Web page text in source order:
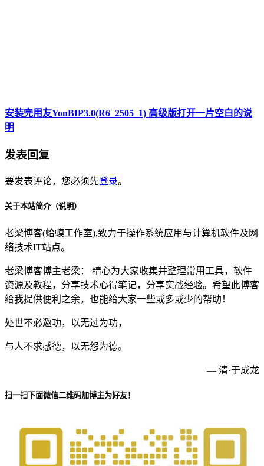
安装完用友YonBIP3.0(R6_2505_1) 高级版打开一片空白的说
明
发表回复
要发表评论，您必须先登录。
关于本站简介（说明）
老梁博客(蛤蟆工作室),致力于操作系统应用与计算机软件及网
络技术IT站点。
老梁博客博主老梁： 精心为大家收集并整理常用工具，软件
资源及教程，分享技术心得笔记，分享实战经验。希望此博客
给我提供便利之余，也能给大家一些或多或少的帮助！
处世不必邀功，以无过为功，
与人不求感德，以无怨为德。
— 清·于成龙
扫一扫下面微信二维码加博主为好友！